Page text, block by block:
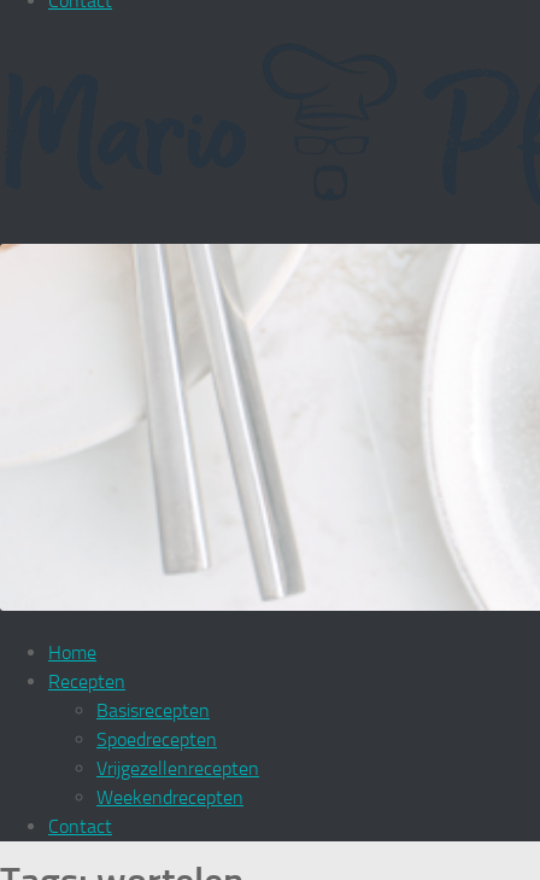
Home
Recepten
Basisrecepten
Spoedrecepten
Vrijgezellenrecepten
Weekendrecepten
Contact